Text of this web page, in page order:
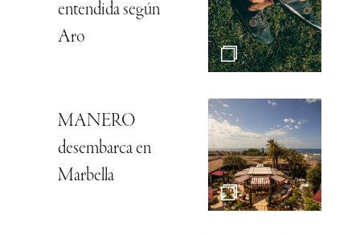
entendida según
Aro
MANERO
desembarca en
Marbella